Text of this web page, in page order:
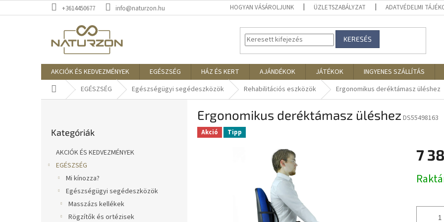
a
+3614450677 info@naturzon.hu HOGYAN VÁSÁROLJUNK ÜZLETSZABÁLYZAT ADATVÉDELMI
KERESÉS
AKCIÓK ÉS KEDVEZMÉNYEK EGÉSZSÉG HÁZ ÉS KERT AJÁNDÉKOK JÁTÉKOK INGYENES SZÁLLÍTÁS
KezdőlapEGÉSZSÉG Egészségügyi segédeszközök Rehabilitációs eszközök Ergonomikus deréktámasz üléshez
átugrása
Kategóriák
AKCIÓK ÉS KEDVEZMÉNYEK
EGÉSZSÉG
Mi kínozza?
Egészségügyi segédeszközök
Masszázs kellékek
Rögzítők és ortézisek
Ergonomikus deréktámasz üléshez DS55498163
Akció Tipp
7